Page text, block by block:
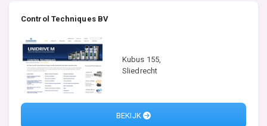
Control Techniques BV
Kubus 155,
Sliedrecht
BEKIJK